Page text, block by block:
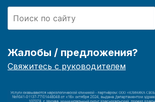
Жалобы / предложения?
Свяжитесь с руководителем